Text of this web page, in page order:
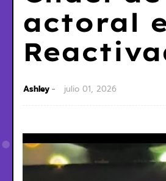
actoral
Ashley julio 01, 2026